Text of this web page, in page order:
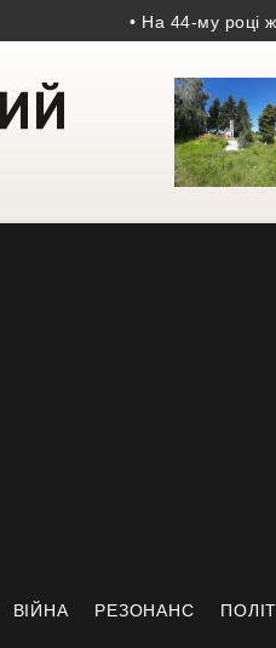
• На 44-му році життя
ВІЙНА РЕЗОНАНС